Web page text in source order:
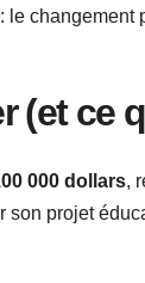
le
(et ce
000 dollars,
projet